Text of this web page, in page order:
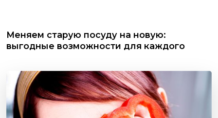
Меняем старую посуду на новую:
выгодные возможности для каждого